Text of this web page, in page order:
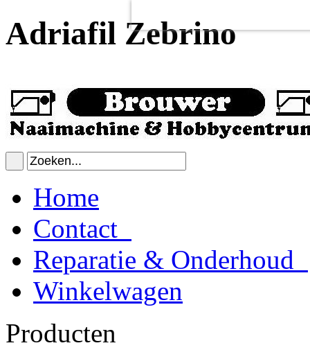
Adriafil Zebrino
Home
Contact
Reparatie & Onderhoud
Winkelwagen
Producten